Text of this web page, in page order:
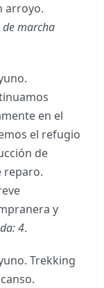
arroyo.
marcha
en el
el refugio
de
reparo.
y
4.
Trekking